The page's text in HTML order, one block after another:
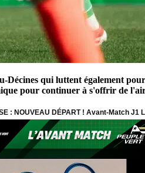
qui luttent également
pour continuer à s'offrir de